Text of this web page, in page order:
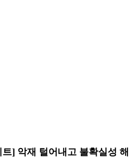
] 악재 털어내고 불확실성 해